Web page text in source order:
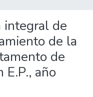
integral de
de la
de
año